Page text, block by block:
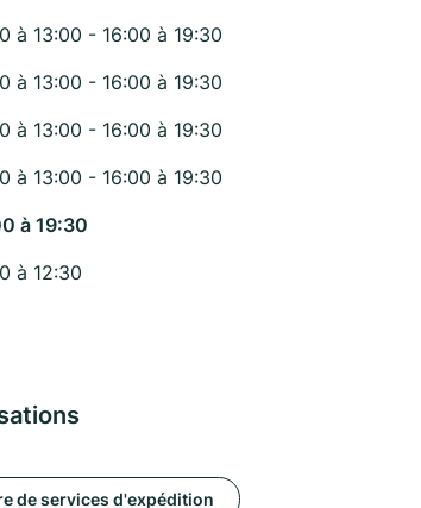
à 13:00 - 16:00 à 19:30
à 13:00 - 16:00 à 19:30
à 13:00 - 16:00 à 19:30
à 13:00 - 16:00 à 19:30
à 19:30
à 12:30
de services d'expédition